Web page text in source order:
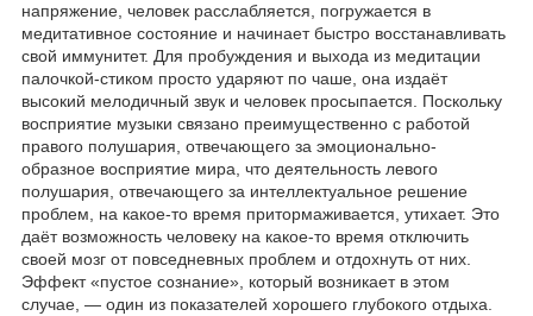
напряжение, человек расслабляется, погружается в
медитативное состояние и начинает быстро восстанавливать
свой иммунитет. Для пробуждения и выхода из медитации
палочкой-стиком просто ударяют по чаше, она издаёт
высокий мелодичный звук и человек просыпается. Поскольку
восприятие музыки связано преимущественно с работой
правого полушария, отвечающего за эмоционально-
образное восприятие мира, что деятельность левого
полушария, отвечающего за интеллектуальное решение
проблем, на какое-то время притормаживается, утихает. Это
даёт возможность человеку на какое-то время отключить
своей мозг от повседневных проблем и отдохнуть от них.
Эффект «пустое сознание», который возникает в этом
случае, ― один из показателей хорошего глубокого отдыха.